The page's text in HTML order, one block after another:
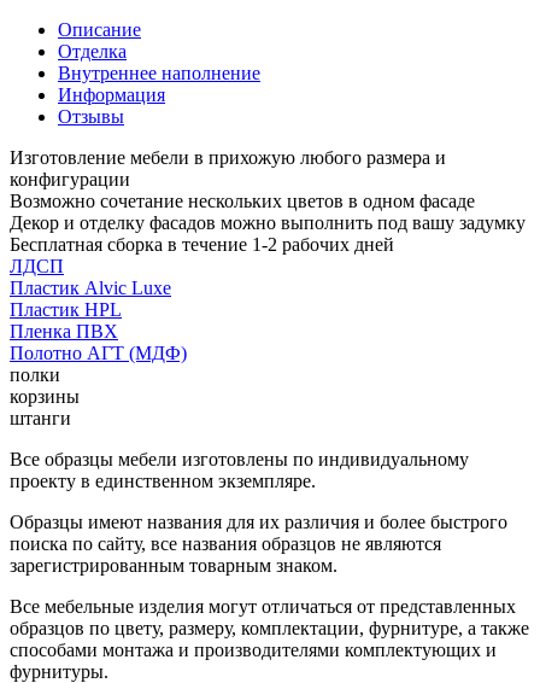
Описание
Отделка
Внутреннее наполнение
Информация
Отзывы
Изготовление мебели в прихожую любого размера и
конфигурации
Возможно сочетание нескольких цветов в одном фасаде
Декор и отделку фасадов можно выполнить под вашу задумку
Бесплатная сборка в течение 1-2 рабочих дней
ЛДСП
Пластик Alvic Luxe
Пластик HPL
Пленка ПВХ
Полотно АГТ (МДФ)
полки
корзины
штанги
Все образцы мебели изготовлены по индивидуальному
проекту в единственном экземпляре.
Образцы имеют названия для их различия и более быстрого
поиска по сайту, все названия образцов не являются
зарегистрированным товарным знаком.
Все мебельные изделия могут отличаться от представленных
образцов по цвету, размеру, комплектации, фурнитуре, а также
способами монтажа и производителями комплектующих и
фурнитуры.